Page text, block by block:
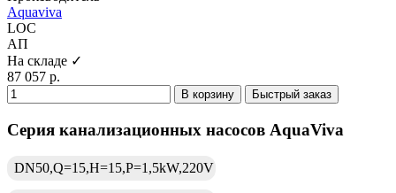
Aquaviva
LOC
АП
На складе ✓
87 057 р.
В корзину Быстрый заказ
Серия канализационных насосов AquaViva
DN50,Q=15,H=15,P=1,5kW,220V